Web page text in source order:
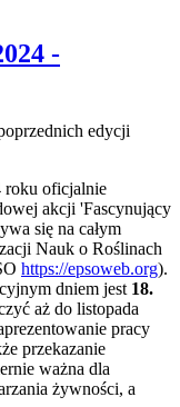
-
edycji
roku oficjalnie
akcji 'Fascynujący
się na całym
Nauk o Roślinach
https://epsoweb.org).
dniem jest 18.
aż do listopada
pracy
przekazanie
ważna dla
żywności, a